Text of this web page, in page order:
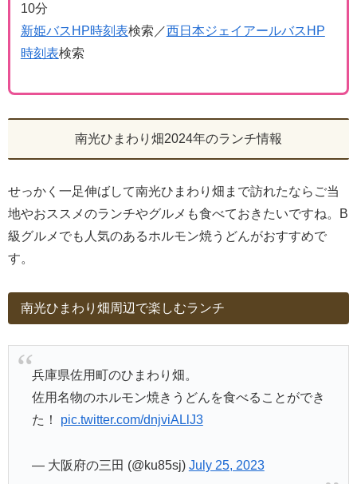
10分
新姫バスHP時刻表検索／西日本ジェイアールバスHP
時刻表検索
南光ひまわり畑2024年のランチ情報
せっかく一足伸ばして南光ひまわり畑まで訪れたならご当
地やおススメのランチやグルメも食べておきたいですね。B
級グルメでも人気のあるホルモン焼うどんがおすすめで
す。
南光ひまわり畑周辺で楽しむランチ
兵庫県佐用町のひまわり畑。
佐用名物のホルモン焼きうどんを食べることができ
た！ pic.twitter.com/dnjviALlJ3
— 大阪府の三田 (@ku85sj) July 25, 2023